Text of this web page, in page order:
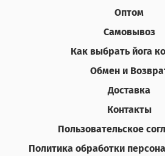
Оптом
Самовывоз
Как выбрать йога
Обмен и
Доставка
Контакты
Пользовательское
Политика обработки